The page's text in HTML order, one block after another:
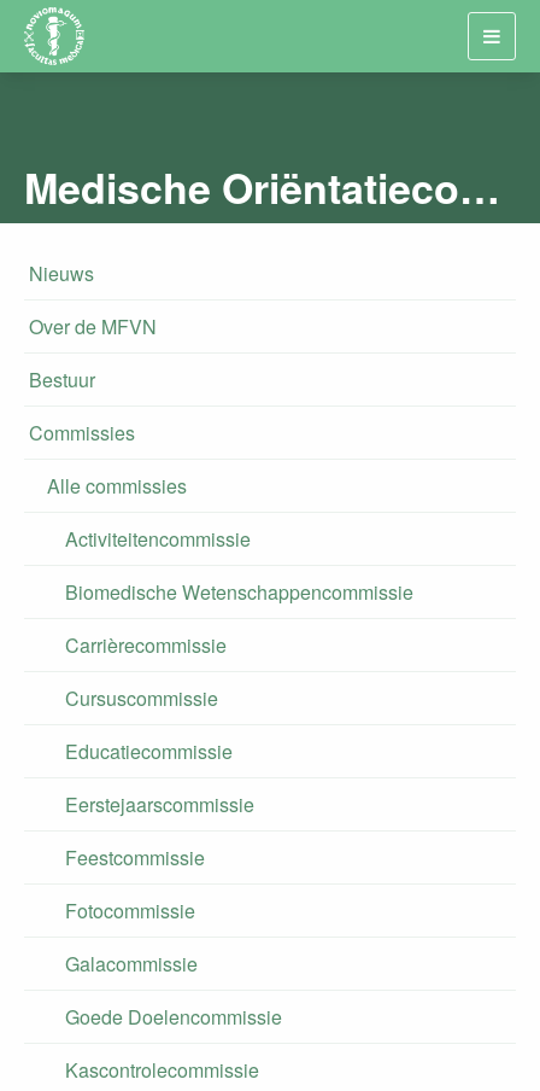
Medische Oriëntatiecommissie
Nieuws
Over de MFVN
Bestuur
Commissies
Alle commissies
Activiteitencommissie
Biomedische Wetenschappencommissie
Carrièrecommissie
Cursuscommissie
Educatiecommissie
Eerstejaarscommissie
Feestcommissie
Fotocommissie
Galacommissie
Goede Doelencommissie
Kascontrolecommissie